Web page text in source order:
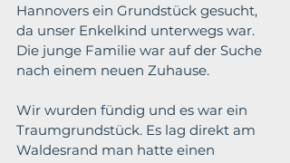
Hannovers ein Grundstück gesucht,
da unser Enkelkind unterwegs war.
Die junge Familie war auf der Suche
nach einem neuen Zuhause.
Wir wurden fündig und es war ein
Traumgrundstück. Es lag direkt am
Waldesrand man hatte einen